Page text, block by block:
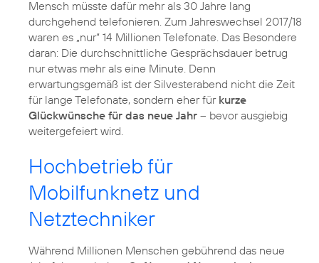
Mensch müsste dafür mehr als 30 Jahre lang
durchgehend telefonieren. Zum Jahreswechsel 2017/18
waren es „nur“ 14 Millionen Telefonate. Das Besondere
daran: Die durchschnittliche Gesprächsdauer betrug
nur etwas mehr als eine Minute. Denn
erwartungsgemäß ist der Silvesterabend nicht die Zeit
für lange Telefonate, sondern eher für kurze
Glückwünsche für das neue Jahr – bevor ausgiebig
weitergefeiert wird.
Hochbetrieb für
Mobilfunknetz und
Netztechniker
Während Millionen Menschen gebührend das neue